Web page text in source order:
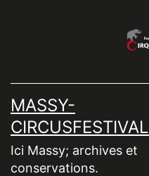
MASSY-
CIRCUSFESTIVAL
Ici Massy; archives et
conservations.